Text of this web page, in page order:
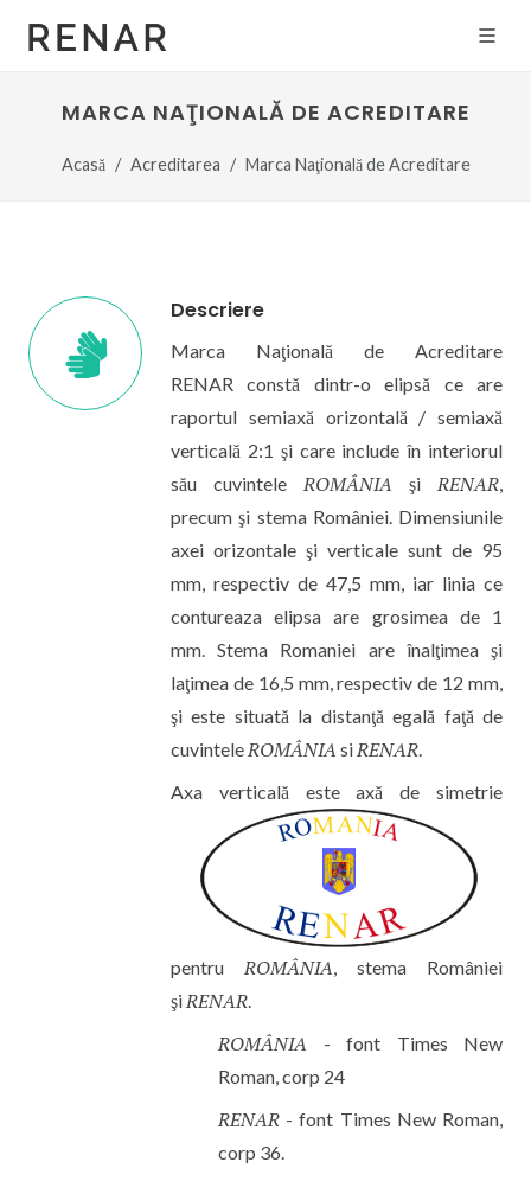
MARCA NAŢIONALĂ DE ACREDITARE
Acasă Acreditarea Marca Naţională de Acreditare
Descriere
Marca Naţională de Acreditare
RENAR constă dintr-o elipsă ce are
raportul semiaxă orizontală / semiaxă
verticală 2:1 şi care include în interiorul
său cuvintele ROMÂNIA şi RENAR,
precum şi stema României. Dimensiunile
axei orizontale şi verticale sunt de 95
mm, respectiv de 47,5 mm, iar linia ce
contureaza elipsa are grosimea de 1
mm. Stema Romaniei are înalţimea şi
laţimea de 16,5 mm, respectiv de 12 mm,
şi este situată la distanţă egală faţă de
cuvinteleROMÂNIA siRENAR.
Axa verticală este axă de simetrie
pentru ROMÂNIA, stema României
şiRENAR.
ROMÂNIA - font Times New
Roman, corp 24
RENAR - font Times New Roman,
corp 36.